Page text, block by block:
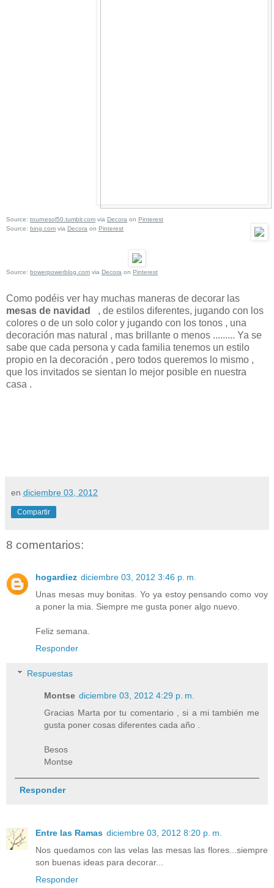
Source: tournesol50.tumblr.com via Decora on Pinterest
Source: bing.com via Decora on Pinterest
Source: bowerpowerblog.com via Decora on Pinterest
Como podéis ver hay muchas maneras de decorar las
mesas de navidad , de estilos diferentes, jugando con los
colores o de un solo color y jugando con los tonos , una
decoración mas natural , mas brillante o menos ......... Ya se
sabe que cada persona y cada familia tenemos un estilo
propio en la decoración , pero todos queremos lo mismo ,
que los invitados se sientan lo mejor posible en nuestra
casa .
en diciembre 03, 2012
Compartir
8 comentarios:
hogardiez diciembre 03, 2012 3:46 p. m.
Unas mesas muy bonitas. Yo ya estoy pensando como voy
a poner la mia. Siempre me gusta poner algo nuevo.
Feliz semana.
Responder
Respuestas
Montse diciembre 03, 2012 4:29 p. m.
Gracias Marta por tu comentario , si a mi también me
gusta poner cosas diferentes cada año .
Besos
Montse
Responder
Entre las Ramas diciembre 03, 2012 8:20 p. m.
Nos quedamos con las velas las mesas las flores...siempre
son buenas ideas para decorar...
Responder